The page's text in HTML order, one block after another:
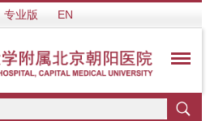
专业版 EN